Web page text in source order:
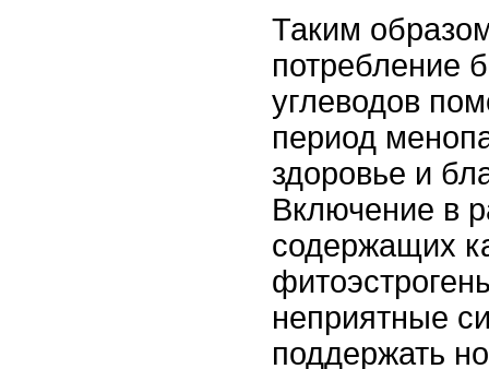
Таким
потребление
углеводов
период
здоровье и
Включение в
содержащих
неприятные
поддержать